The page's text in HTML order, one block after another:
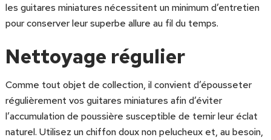
les guitares miniatures nécessitent un minimum d’entretien
pour conserver leur superbe allure au fil du temps.
Nettoyage régulier
Comme tout objet de collection, il convient d’épousseter
régulièrement vos guitares miniatures afin d’éviter
l’accumulation de poussière susceptible de ternir leur éclat
naturel. Utilisez un chiffon doux non pelucheux et, au besoin,